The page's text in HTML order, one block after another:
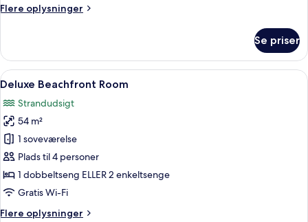
Flere oplysninger
Flere
beachfront
Room
Se priser
Indlæs
alle
billeder
af
Deluxe
Beachfront
Room
Et soveværelse med en træseng, et
6
Deluxe Beachfront Room
Strandudsigt
54 m²
1 soveværelse
Plads til 4 personer
1 dobbeltseng ELLER 2 enkeltsenge
Gratis Wi-Fi
Flere oplysninger
Flere